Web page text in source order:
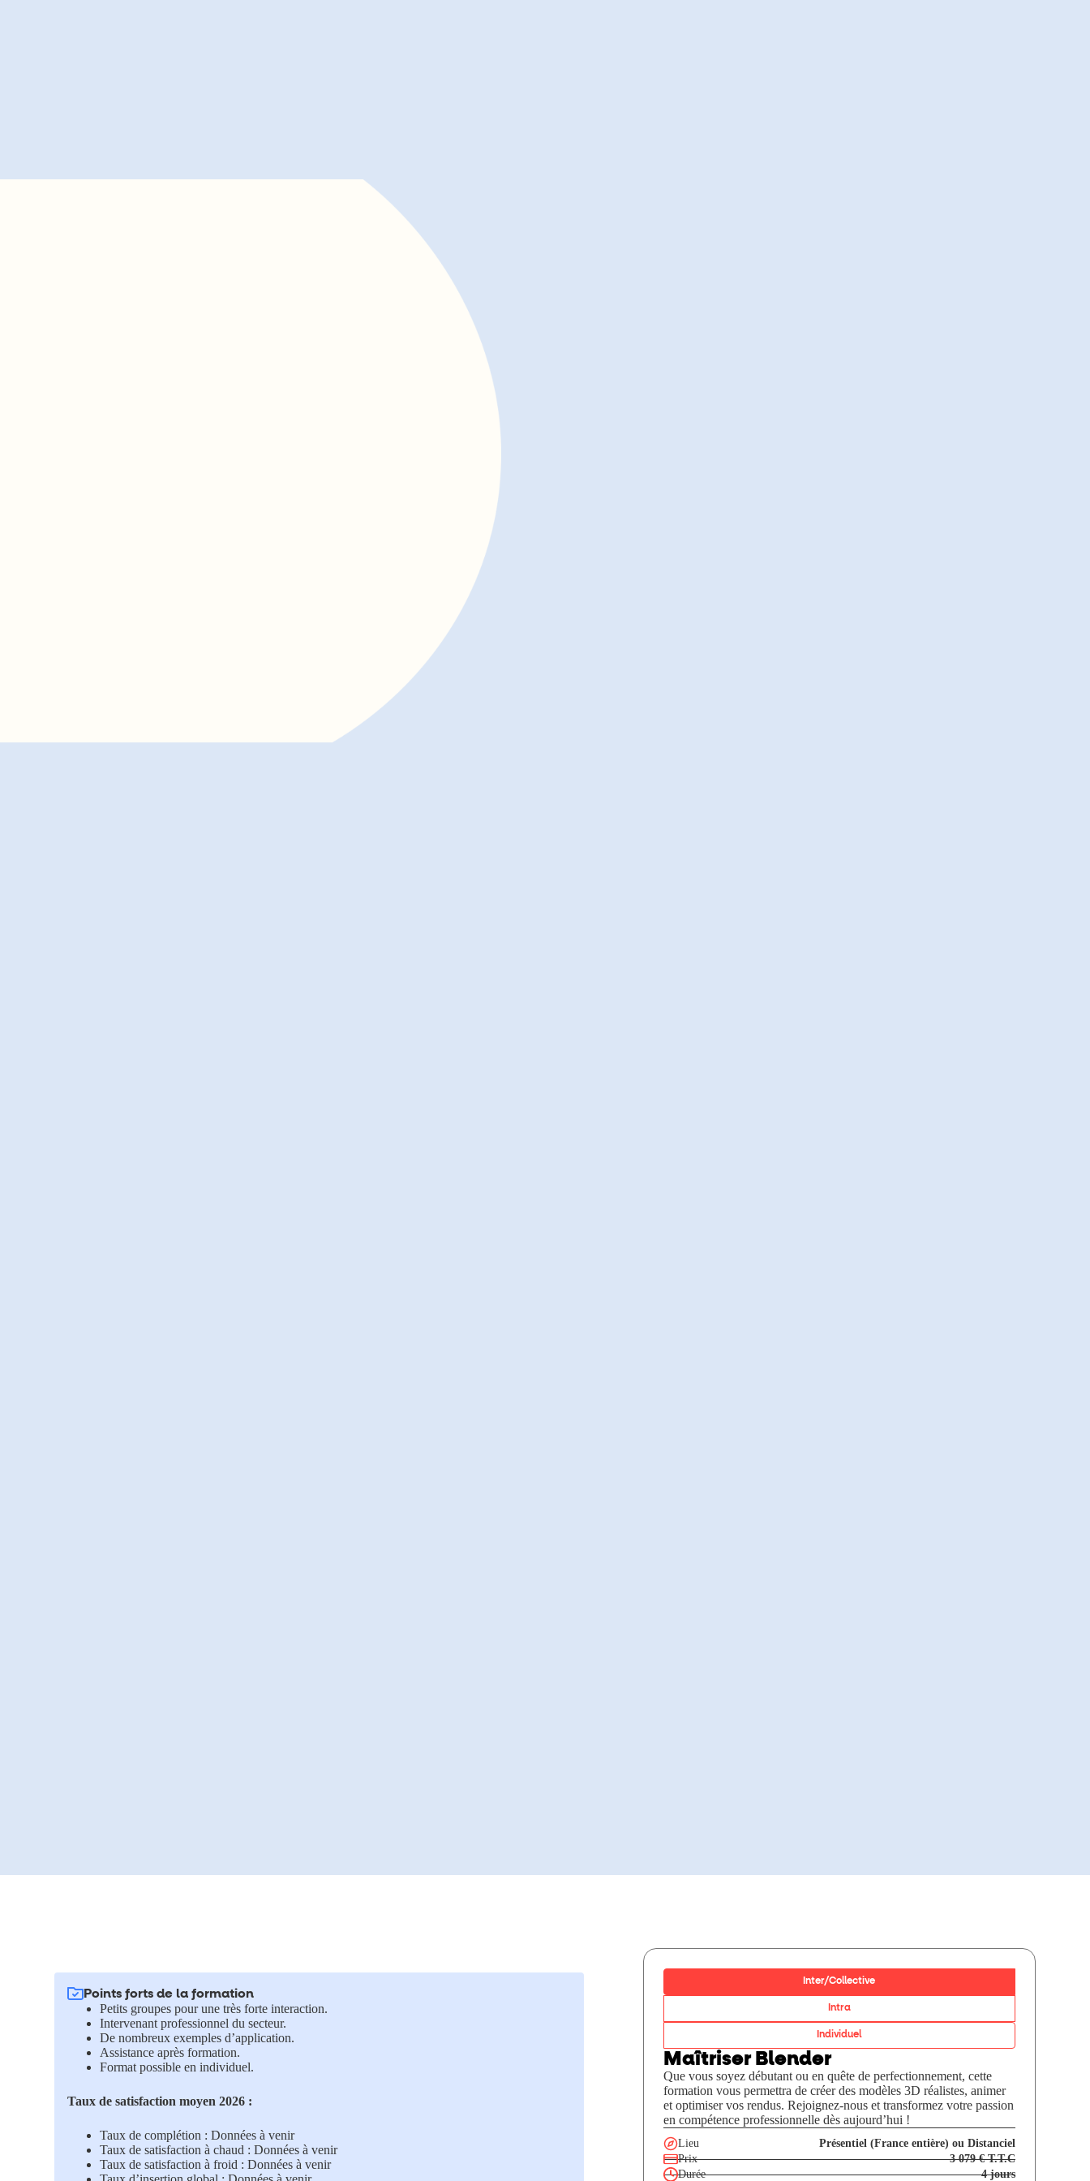
Points forts de la formation
Petits groupes pour une très forte interaction.
Intervenant professionnel du secteur.
De nombreux exemples d’application.
Assistance après formation.
Format possible en individuel.
Taux de satisfaction moyen 2026 :
Taux de complétion : Données à venir
Taux de satisfaction à chaud : Données à venir
Taux de satisfaction à froid : Données à venir
Inter/Collective
Intra
Individuel
Maîtriser Blender
Que vous soyez débutant ou en quête de perfectionnement, cette
formation vous permettra de créer des modèles 3D réalistes, animer
et optimiser vos rendus. Rejoignez-nous et transformez votre passion
en compétence professionnelle dès aujourd’hui !
Lieu
Présentiel (France entière) ou Distanciel
Prix
3 079 € T.T.C
Durée
4 jours